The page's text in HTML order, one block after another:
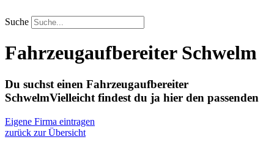
Inhalt
springen
Suche
Fahrzeugaufbereiter Schwelm
Du suchst einen Fahrzeugaufbereiter
SchwelmVielleicht findest du ja hier den passenden
Eigene Firma eintragen
zurück zur Übersicht